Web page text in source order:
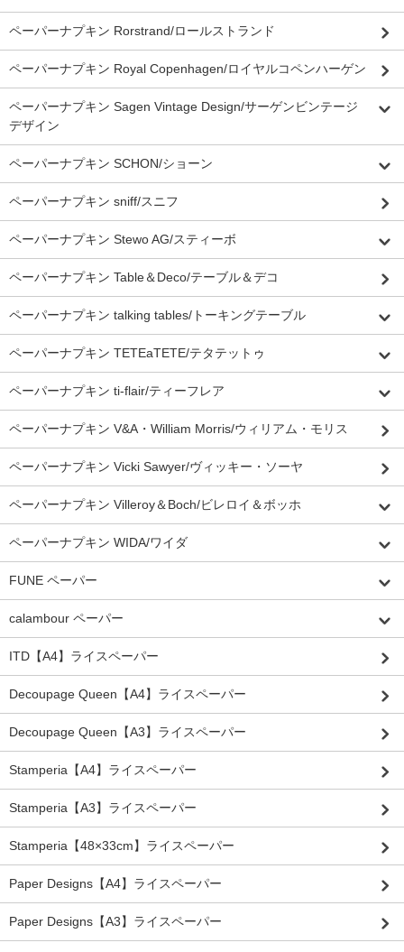
ペーパーナプキン Rorstrand/ロールストランド
ペーパーナプキン Royal Copenhagen/ロイヤルコペンハーゲン
ペーパーナプキン Sagen Vintage Design/サーゲンビンテージ
デザイン
ペーパーナプキン SCHON/ショーン
ペーパーナプキン sniff/スニフ
ペーパーナプキン Stewo AG/スティーボ
ペーパーナプキン Table＆Deco/テーブル＆デコ
ペーパーナプキン talking tables/トーキングテーブル
ペーパーナプキン TETEaTETE/テタテットゥ
ペーパーナプキン ti-flair/ティーフレア
ペーパーナプキン V&A・William Morris/ウィリアム・モリス
ペーパーナプキン Vicki Sawyer/ヴィッキー・ソーヤ
ペーパーナプキン Villeroy＆Boch/ビレロイ＆ボッホ
ペーパーナプキン WIDA/ワイダ
FUNE ペーパー
calambour ペーパー
ITD【A4】ライスペーパー
Decoupage Queen【A4】ライスペーパー
Decoupage Queen【A3】ライスペーパー
Stamperia【A4】ライスペーパー
Stamperia【A3】ライスペーパー
Stamperia【48×33cm】ライスペーパー
Paper Designs【A4】ライスペーパー
Paper Designs【A3】ライスペーパー